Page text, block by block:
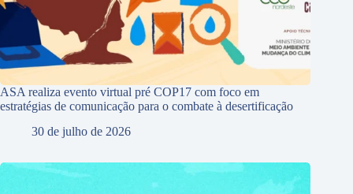
ASA realiza evento virtual pré COP17 com foco em
estratégias de comunicação para o combate à desertificação
30 de julho de 2026